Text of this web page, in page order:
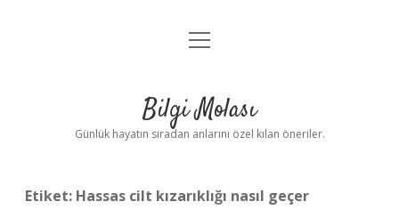
Anasayfa
Yasal Uyarı
menüyü
Bilgi Molası
Günlük hayatın sıradan anlarını özel kılan öneriler.
Etiket: Hassas cilt kızarıklığı nasıl geçer